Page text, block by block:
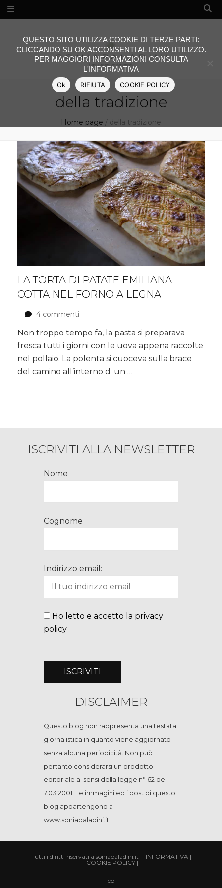
della tradizione
Home page / della tradizione
LA TORTA DI PATATE EMILIANA
COTTA NEL FORNO A LEGNA
4 commenti
torta
di
patate
cotta
Non troppo tempo fa, la pasta si preparava
fresca tutti i giorni con le uova appena raccolte
nel pollaio. La polenta si cuoceva sulla brace
del camino all’interno di un …
QUESTO SITO UTILIZZA COOKIE DI TERZE PARTI:
CLICCANDO SU OK ACCONSENTI AL LORO UTILIZZO.
PER MAGGIORI INFORMAZIONI CONSULTA
L'INFORMATIVA
Ok RIFIUTA COOKIE POLICY
ISCRIVITI ALLA NEWSLETTER
Nome
Cognome
Indirizzo email:
Ho letto e accetto la privacy
policy
DISCLAIMER
Questo blog non rappresenta una testata
giornalistica in quanto viene aggiornato
senza alcuna periodicità. Non può
pertanto considerarsi un prodotto
editoriale ai sensi della legge n° 62 del
7.03.2001. Le immagini ed i post di questo
blog appartengono a
www.soniapaladini.it
Tutti i diritti riservati a soniapaladini.it | INFORMATIVA|
COOKIE POLICY |
|cp|